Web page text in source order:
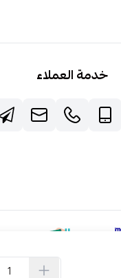
خدمة العملاء